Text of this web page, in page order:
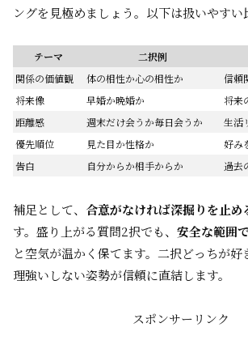
ングを見極めましょう。以下は扱いやすい
テーマ 二択例
関係の価値観
体の相性か心の相性か
信頼
将来像
早婚か晩婚か
将来
距離感
週末だけ会うか毎日会うか
生活
優先順位
見た目か性格か
好み
告白
自分からか相手からか 過去
補足として、 合意がなければ深掘りを止め
す。盛り上がる質問2択でも、 安全な範囲
と空気が温かく保てます。二択どっちが
理強いしない姿勢が信頼に直結します。
スポンサーリンク